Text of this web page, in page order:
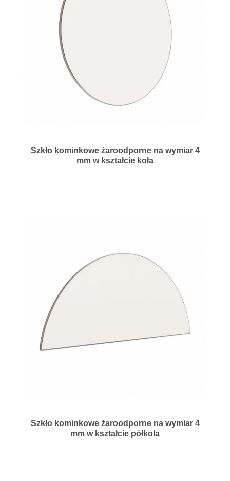
Szkło kominkowe żaroodporne na wymiar 4
mm w kształcie koła
Szkło kominkowe żaroodporne na wymiar 4
mm w kształcie półkola